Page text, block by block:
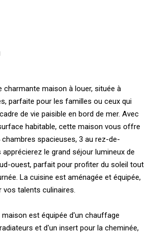
charmante maison à louer, située à
parfaite pour les familles ou ceux qui
de vie paisible en bord de mer. Avec
habitable, cette maison vous offre
spacieuses, 3 au rez-de-
le grand séjour lumineux de
ouest, parfait pour profiter du soleil tout
La cuisine est aménagée et équipée,
vos talents culinaires.
est équipée d'un chauffage
et d'un insert pour la cheminée,